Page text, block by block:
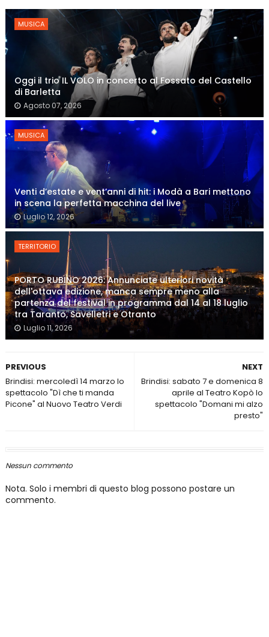
MUSICA
Oggi il trio IL VOLO in concerto al Fossato del Castello
di Barletta
Agosto 07, 2026
MUSICA
Venti d’estate e vent’anni di hit: i Modà a Bari mettono
in scena la perfetta macchina del live
Luglio 12, 2026
TERRITORIO
PORTO RUBINO 2026: Annunciate ulteriori novità
dell'ottava edizione, manca sempre meno alla
partenza del festival in programma dal 14 al 18 luglio
tra Taranto, Savelletri e Otranto
Luglio 11, 2026
NEXT
Brindisi: sabato 7 e domenica 8
aprile al Teatro Kopò lo
spettacolo "Domani mi alzo
presto"
PREVIOUS
Brindisi: mercoledì 14 marzo lo
spettacolo "Dì che ti manda
Picone" al Nuovo Teatro Verdi
Nessun commento
Nota. Solo i membri di questo blog possono postare un
commento.